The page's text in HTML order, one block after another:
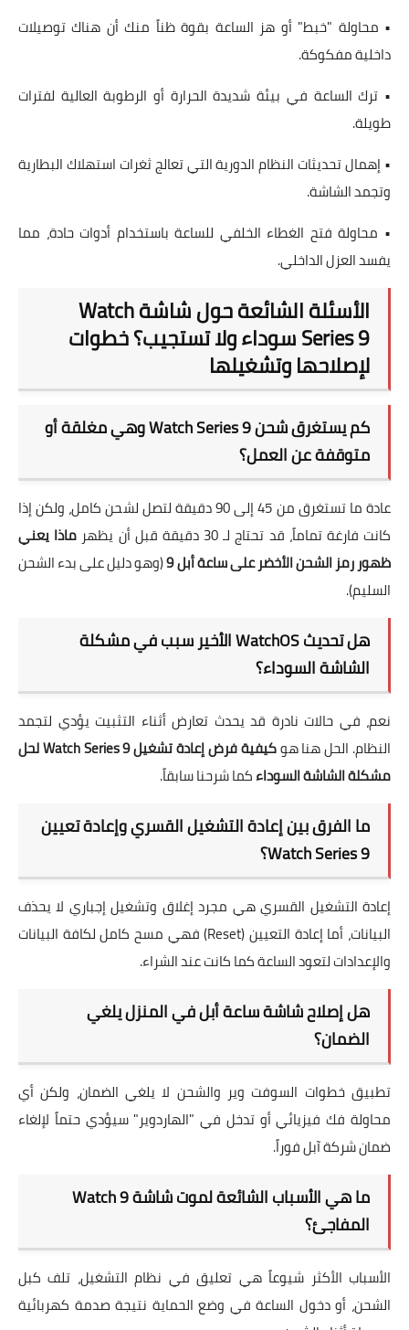
• محاولة "خبط" أو هز الساعة بقوة ظناً منك أن هناك توصيلات
داخلية مفكوكة.
• ترك الساعة في بيئة شديدة الحرارة أو الرطوبة العالية لفترات
طويلة.
• إهمال تحديثات النظام الدورية التي تعالج ثغرات استهلاك البطارية
وتجمد الشاشة.
• محاولة فتح الغطاء الخلفي للساعة باستخدام أدوات حادة، مما
يفسد العزل الداخلي.
الأسئلة الشائعة حول شاشة Watch
Series 9 سوداء ولا تستجيب؟ خطوات
لإصلاحها وتشغيلها
كم يستغرق شحن Watch Series 9 وهي مغلقة أو
متوقفة عن العمل؟
عادة ما تستغرق من 45 إلى 90 دقيقة لتصل لشحن كامل، ولكن إذا
كانت فارغة تماماً، قد تحتاج لـ 30 دقيقة قبل أن يظهر
ماذا يعني
ظهور رمز الشحن الأخضر على ساعة أبل 9 (وهو دليل على بدء الشحن
السليم).
هل تحديث WatchOS الأخير سبب في مشكلة
الشاشة السوداء؟
نعم، في حالات نادرة قد يحدث تعارض أثناء التثبيت يؤدي لتجمد
النظام. الحل هنا هو
كيفية فرض إعادة تشغيل Watch Series 9 لحل
مشكلة الشاشة السوداءكما شرحنا سابقاً.
ما الفرق بين إعادة التشغيل القسري وإعادة تعيين
Watch Series 9؟
إعادة التشغيل القسري هي مجرد إغلاق وتشغيل إجباري لا يحذف
البيانات، أما إعادة التعيين (Reset) فهي مسح كامل لكافة البيانات
والإعدادات لتعود الساعة كما كانت عند الشراء.
هل إصلاح شاشة ساعة أبل في المنزل يلغي
الضمان؟
تطبيق خطوات السوفت وير والشحن لا يلغي الضمان، ولكن أي
محاولة فك فيزيائي أو تدخل في "الهاردوير" سيؤدي حتماً لإلغاء
ضمان شركة آبل فوراً.
ما هي الأسباب الشائعة لموت شاشة Watch 9
المفاجئ؟
الأسباب الأكثر شيوعاً هي تعليق في نظام التشغيل، تلف كبل
الشحن، أو دخول الساعة في وضع الحماية نتيجة صدمة كهربائية